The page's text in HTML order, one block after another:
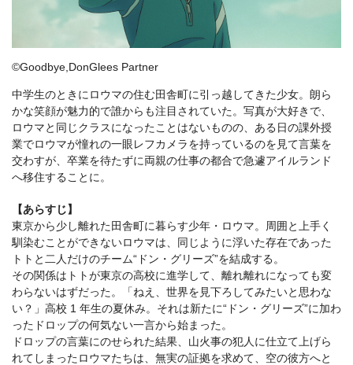
©Goodbye,DonGlees Partner
中学生のときにロウマの住む田舎町に引っ越してきた少女。朗ら
かな笑顔が魅力的で誰からも注目されていた。写真が大好きで、
ロウマと同じクラスになったことはないものの、ある日の課外授
業でロウマが憧れの一眼レフカメラを持っているのを見て言葉を
交わすが、卒業を待たずに両親の仕事の都合で急遽アイルランド
へ移住することに。
【あらすじ】
東京から少し離れた田舎町に暮らす少年・ロウマ。周囲と上手く
馴染むことができないロウマは、同じように浮いた存在であった
トトと二人だけのチーム“ドン・グリーズ”を結成する。
その関係はトトが東京の高校に進学して、離れ離れになっても変
わらないはずだった。「ねえ、世界を見下ろしてみたいと思わな
い？」高校 1 年生の夏休み。それは新たに“ドン・グリーズ”に加わ
ったドロップの何気ない一言から始まった。
ドロップの言葉にのせられた結果、山火事の犯人に仕立て上げら
れてしまったロウマたちは、無実の証拠を求めて、空の彼方へと